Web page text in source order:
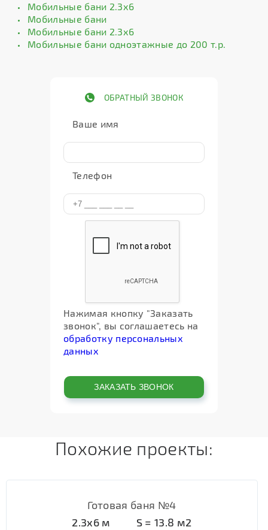
Мобильные бани 2.3х6
Мобильные бани
Мобильные бани 2.3х6
Мобильные бани одноэтажные до 200 т.р.
ОБРАТНЫЙ ЗВОНОК
Ваше имя
Телефон
Нажимая кнопку "Заказать
звонок", вы соглашаетесь на
обработку персональных
данных
Похожие проекты:
Готовая баня №4
2.3х6м S = 13.8 м2